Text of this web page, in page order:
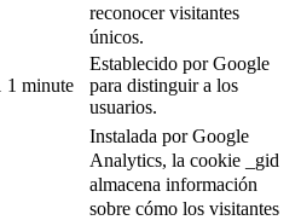
reconocer visitantes
únicos.
1 minute
Establecido por Google
para distinguir a los
usuarios.
Instalada por Google
Analytics, la cookie _gid
almacena información
sobre cómo los visitantes